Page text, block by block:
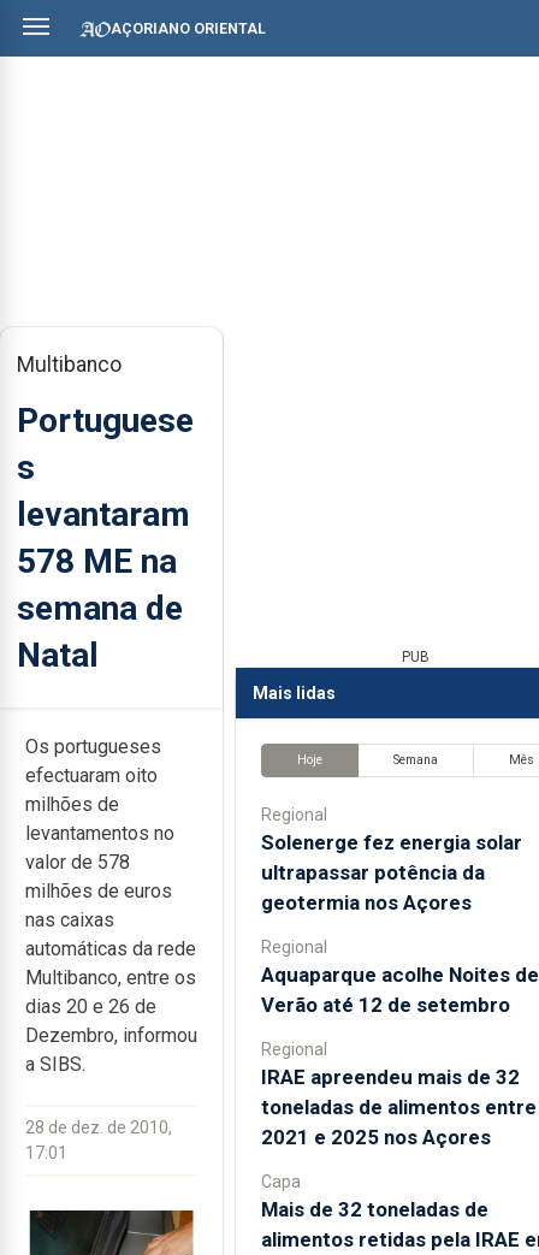
AÇORIANO ORIENTAL
Multibanco
Portuguese
s
levantaram
578 ME na
semana de
Natal
Os portugueses
efectuaram oito
milhões de
levantamentos no
valor de 578
milhões de euros
nas caixas
automáticas da rede
Multibanco, entre os
dias 20 e 26 de
Dezembro, informou
a SIBS.
28 de dez. de 2010,
17:01
PUB
Mais lidas
Hoje Semana Mês
Regional
Solenerge fez energia solar
ultrapassar potência da
geotermia nos Açores
Regional
Aquaparque acolhe Noites de
Verão até 12 de setembro
Regional
IRAE apreendeu mais de 32
toneladas de alimentos entre
2021 e 2025 nos Açores
Capa
Mais de 32 toneladas de
alimentos retidas pela IRAE